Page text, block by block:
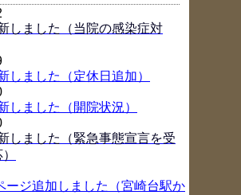
しました（当院の感染症対
しました（定休日追加）
しました（開院状況）
しました（緊急事態宣言を受
ージ追加しました（宮崎台駅か